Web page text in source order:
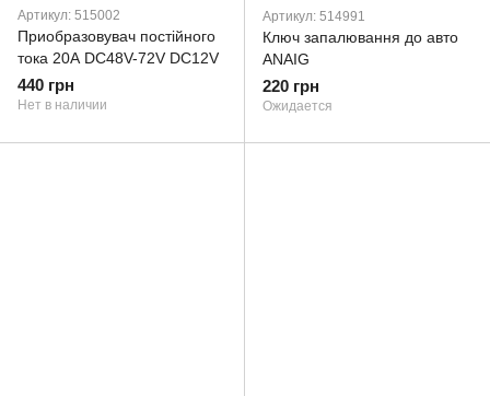
Артикул: 515002
Приобразовувач постійного
тока 20А DC48V-72V DC12V
440 грн
Нет в наличии
Артикул: 514991
Ключ запалювання до авто
ANAIG
220 грн
Ожидается